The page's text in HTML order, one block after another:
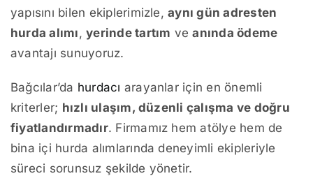
yapısını bilen ekiplerimizle,aynı gün adresten
hurda alımı ,yerinde tartım veanında ödeme
avantajı sunuyoruz.
Bağcılar’da hurdacı arayanlar için en önemli
kriterler; hızlı ulaşım, düzenli çalışma ve doğru
fiyatlandırmadır. Firmamız hem atölye hem de
bina içi hurda alımlarında deneyimli ekipleriyle
süreci sorunsuz şekilde yönetir.